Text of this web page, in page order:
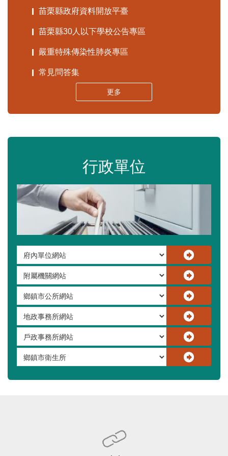
苗栗縣政府資料開放平臺
苗栗縣30人以下學校公告專區
嚴重特殊傳染性肺炎專區
常見問答集
更多
行政單位